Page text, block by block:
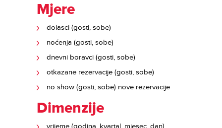
Mjere
dolasci (gosti, sobe)
noćenja (gosti, sobe)
dnevni boravci (gosti, sobe)
otkazane rezervacije (gosti, sobe)
no show (gosti, sobe) nove rezervacije
Dimenzije
vrijeme (godina, kvartal, mjesec, dan)